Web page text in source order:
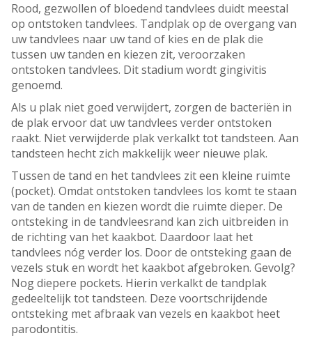
Rood, gezwollen of bloedend tandvlees duidt meestal
op ontstoken tandvlees. Tandplak op de overgang van
uw tandvlees naar uw tand of kies en de plak die
tussen uw tanden en kiezen zit, veroorzaken
ontstoken tandvlees. Dit stadium wordt gingivitis
genoemd.
Als u plak niet goed verwijdert, zorgen de bacteriën in
de plak ervoor dat uw tandvlees verder ontstoken
raakt. Niet verwijderde plak verkalkt tot tandsteen. Aan
tandsteen hecht zich makkelijk weer nieuwe plak.
Tussen de tand en het tandvlees zit een kleine ruimte
(pocket). Omdat ontstoken tandvlees los komt te staan
van de tanden en kiezen wordt die ruimte dieper. De
ontsteking in de tandvleesrand kan zich uitbreiden in
de richting van het kaakbot. Daardoor laat het
tandvlees nóg verder los. Door de ontsteking gaan de
vezels stuk en wordt het kaakbot afgebroken. Gevolg?
Nog diepere pockets. Hierin verkalkt de tandplak
gedeeltelijk tot tandsteen. Deze voortschrijdende
ontsteking met afbraak van vezels en kaakbot heet
parodontitis.